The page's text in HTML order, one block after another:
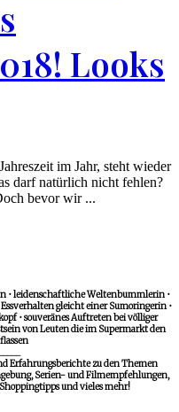
Looks
im Jahr, steht wieder
darf natürlich nicht fehlen?
bevor wir ...
• leidenschaftliche Weltenbummlerin •
gleicht einer Sumoringerin •
• souveränes Auftreten bei völliger
von Leuten die im Supermarkt den
Erfahrungsberichte zu den Themen
Serien- und Filmempfehlungen,
und vieles mehr!